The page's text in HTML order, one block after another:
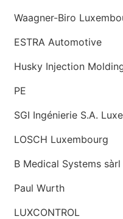
Waagner-Biro
ESTRA Automotive
Husky Injection
PE
SGI Ingénierie S.A.
LOSCH Luxembourg
B Medical Systems sàrl
Paul Wurth
LUXCONTROL